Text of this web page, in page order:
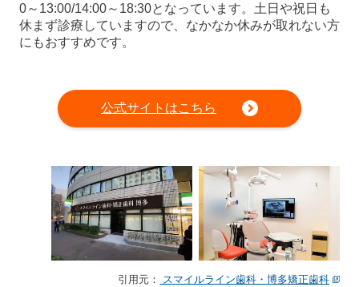
0～13:00/14:00～18:30となっています。土日や祝日も
休まず診療していますので、なかなか休みが取れない方
にもおすすめです。
公式サイトはこちら
引用元： スマイルライン歯科・博多矯正歯科